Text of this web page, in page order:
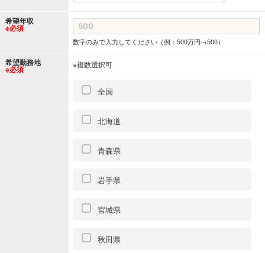
希望年収
※必須
数字のみで入力してください（例：500万円→500）
希望勤務地
※必須 ※複数選択可
全国
北海道
青森県
岩手県
宮城県
秋田県